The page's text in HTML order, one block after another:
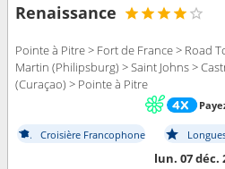
Renaissance
Pointe à Pitre > Fort de France > Road
Martin (Philipsburg) > Saint Johns >
(Curaçao) > Pointe à Pitre
Croisière Francophone
lun. 07 déc.